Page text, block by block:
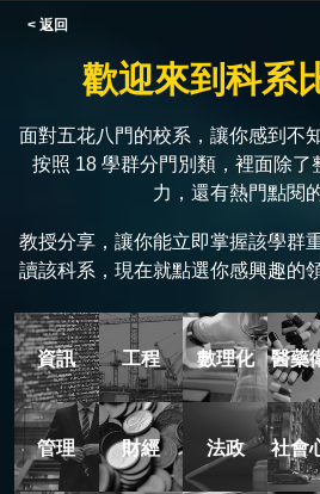
< 返回
歡迎來到科系
面對五花八門的校系，讓你感到不
按照 18 學群分門別類，裡面除了
力，還有熱門點閱
教授分享，讓你能立即掌握該學群
讀該科系，現在就點選你感興趣的
資訊 工程 數理化 醫藥
管理 財經 法政 社會